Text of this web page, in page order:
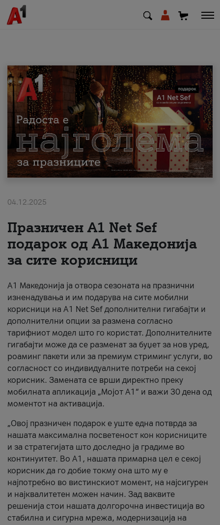
МК EN SQ
Приватни Деловни
Поддршка
Надополни кредит
За нас
#ПодобарОнлајн
04.12.2025
Празничен A1 Net Sеf
подарок од А1 Македонија
за сите корисници
А1 Македонија ја отвора сезоната на празнични
изненадувања и им подарува на сите мобилни
корисници на A1 Net Sef дополнителни гигабајти и
дополнителни опции за размена согласно
тарифниот модел што го користат. Дополнителните
гигабајти може да се разменат за буџет за нов уред,
роаминг пакети или за премиум стриминг услуги, во
согласност со индивидуалните потреби на секој
корисник. Замената се врши директно преку
мобилната апликација „Мојот А1“ и важи 30 дена од
моментот на активација.
„Овој празничен подарок е уште една потврда за
нашата максимална посветеност кон корисниците
и за стратегијата што доследно ја градиме во
континуитет. Во А1, нашата примарна цел е секој
корисник да го добие токму она што му е
најпотребно во вистинскиот момент, на најсигурен
и најквалитетен можен начин. Зад ваквите
решенија стои нашата долгорочна инвестиција во
стабилна и сигурна мрежа, модернизација на